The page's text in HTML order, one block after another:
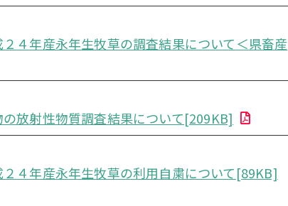
４年産永年生牧草の調査結果について＜県畜産
放射性物質調査結果について[209KB]
４年産永年生牧草の利用自粛について[89KB]